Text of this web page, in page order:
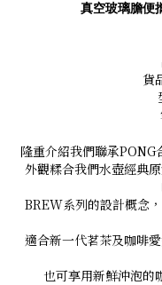
真空玻璃膽便
貨
隆重介紹我們聯承
外觀糅合我們水壺經典
BREW系列的設計概念
適合新一代茗茶及咖啡
也可享用新鮮沖泡的